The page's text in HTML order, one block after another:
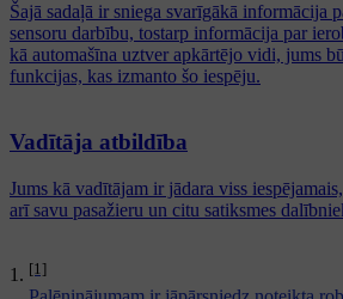
[1]
Šajā sadaļā ir sniega svarīgākā informācija
sensoru darbību, tostarp informācija par
kā automašīna uztver apkārtējo vidi, jums
funkcijas, kas izmanto šo iespēju.
Vadītāja atbildība
Jums kā vadītājam ir jādara viss
arī savu pasažieru un citu satiksmes